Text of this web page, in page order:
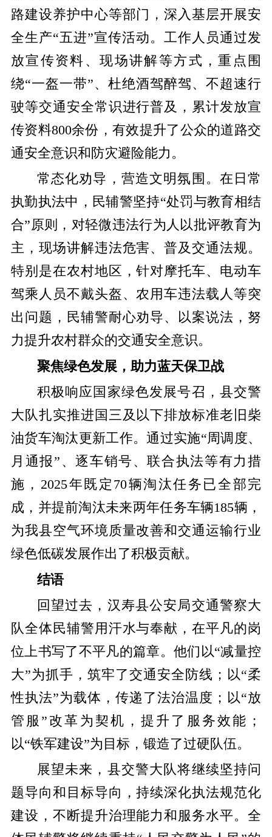
路建设养护中心等部门，深入基层开展安
全生产“五进”宣传活动。工作人员通过发
放宣传资料、现场讲解等方式，重点围
绕“一盔一带”、杜绝酒驾醉驾、不超速行
驶等交通安全常识进行普及，累计发放宣
传资料800余份，有效提升了公众的道路交
通安全意识和防灾避险能力 。
常态化劝导，营造文明氛围。 在日常
执勤执法中，民辅警坚持“处罚与教育相结
合”原则，对轻微违法行为人以批评教育为
主，现场讲解违法危害、普及交通法规。
特别是在农村地区，针对摩托车、电动车
驾乘人员不戴头盔、农用车违法载人等突
出问题，民辅警耐心劝导、以案说法，努
力提升农村群众的交通安全意识。
聚焦绿色发展，助力蓝天保卫战
积极响应国家绿色发展号召，县交警
大队扎实推进国三及以下排放标准老旧柴
油货车淘汰更新工作。通过实施“周调度、
月通报”、逐车销号、联合执法等有力措
施，2025年既定70辆淘汰任务已全部完
成，并提前淘汰未来两年任务车辆185辆，
为我县空气环境质量改善和交通运输行业
绿色低碳发展作出了积极贡献。
结语
回望过去，汉寿县公安局交通警察大
队全体民辅警用汗水与奉献，在平凡的岗
位上书写了不平凡的篇章。他们以“减量控
大”为抓手，筑牢了交通安全防线；以“柔
性执法”为载体，传递了法治温度；以“放
管服”改革为契机，提升了服务效能；
以“铁军建设”为目标，锻造了过硬队伍。
展望未来，县交警大队将继续坚持问
题导向和目标导向，持续深化执法规范化
建设，不断提升治理能力和服务水平。全